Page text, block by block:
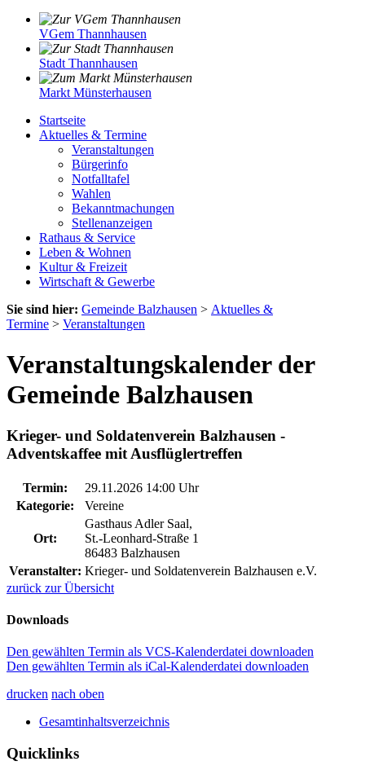
VGem Thannhausen
Stadt Thannhausen
Markt Münsterhausen
Startseite
Aktuelles & Termine
Veranstaltungen
Bürgerinfo
Notfalltafel
Wahlen
Bekanntmachungen
Stellenanzeigen
Rathaus & Service
Leben & Wohnen
Kultur & Freizeit
Wirtschaft & Gewerbe
Sie sind hier: Gemeinde Balzhausen > Aktuelles &
Termine > Veranstaltungen
Veranstaltungskalender der
Gemeinde Balzhausen
Krieger- und Soldatenverein Balzhausen -
Adventskaffee mit Ausflüglertreffen
Termin:
29.11.2026 14:00 Uhr
Kategorie:
Vereine
Ort:
Gasthaus Adler Saal,
St.-Leonhard-Straße 1
86483 Balzhausen
Veranstalter: Krieger- und Soldatenverein Balzhausen e.V.
zurück zur Übersicht
Downloads
Den gewählten Termin als VCS-Kalenderdatei downloaden
Den gewählten Termin als iCal-Kalenderdatei downloaden
drucken nach oben
Gesamtinhaltsverzeichnis
Quicklinks